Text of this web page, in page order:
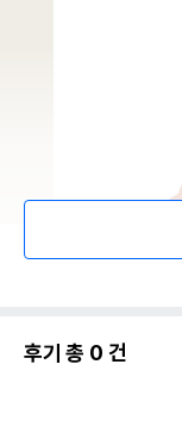
후기 총 0 건